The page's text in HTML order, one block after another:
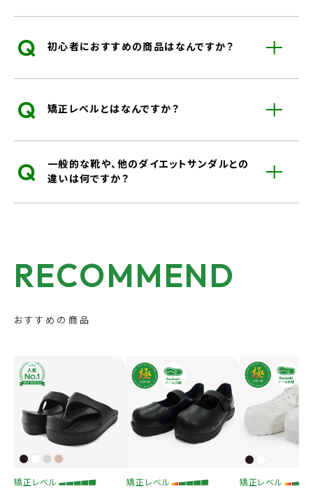
Q 初心者におすすめの商品はなんですか？
Q 矯正レベルとはなんですか？
Q
一般的な靴や、他のダイエットサンダルとの
違いは何ですか？
RECOMMEND
おすすめの商品
矯正レベル 矯正レベル 矯正レベル